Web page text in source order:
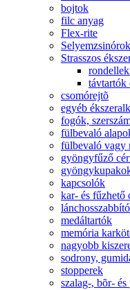
bojtok
filc anyag
Flex-rite
Selyemzsinórok
Strasszos
távtartók
csomórejtõ
egyéb
fogók,
fülbevaló
fülbevaló vagy
gyöngyfűző
kapcsolók
kar- és fűzhető
medáltartók
memória
nagyobb
sodrony,
stopperek
szalag-, bõr-